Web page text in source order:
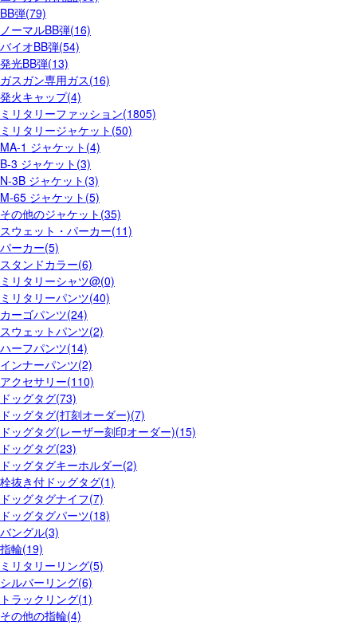
BB弾(79)
ノーマルBB弾(16)
バイオBB弾(54)
発光BB弾(13)
ガスガン専用ガス(16)
発火キャップ(4)
ミリタリーファッション(1805)
ミリタリージャケット(50)
MA-1 ジャケット(4)
B-3 ジャケット(3)
N-3B ジャケット(3)
M-65 ジャケット(5)
その他のジャケット(35)
スウェット・パーカー(11)
パーカー(5)
スタンドカラー(6)
ミリタリーシャツ@(0)
ミリタリーパンツ(40)
カーゴパンツ(24)
スウェットパンツ(2)
ハーフパンツ(14)
インナーパンツ(2)
アクセサリー(110)
ドッグタグ(73)
ドッグタグ(打刻オーダー)(7)
ドッグタグ(レーザー刻印オーダー)(15)
ドッグタグ(23)
ドッグタグキーホルダー(2)
栓抜き付ドッグタグ(1)
ドッグタグナイフ(7)
ドッグタグパーツ(18)
バングル(3)
指輪(19)
ミリタリーリング(5)
シルバーリング(6)
トラックリング(1)
その他の指輪(4)